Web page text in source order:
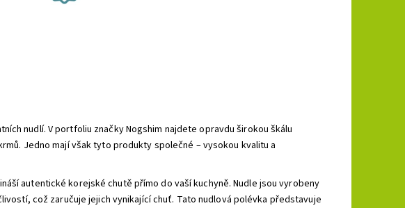
nudlí. V portfoliu značky Nogshim najdete opravdu širokou škálu
Jedno mají však tyto produkty společné – vysokou kvalitu a
autentické korejské chutě přímo do vaší kuchyně. Nudle jsou vyrobeny
což zaručuje jejich vynikající chuť. Tato nudlová polévka představuje